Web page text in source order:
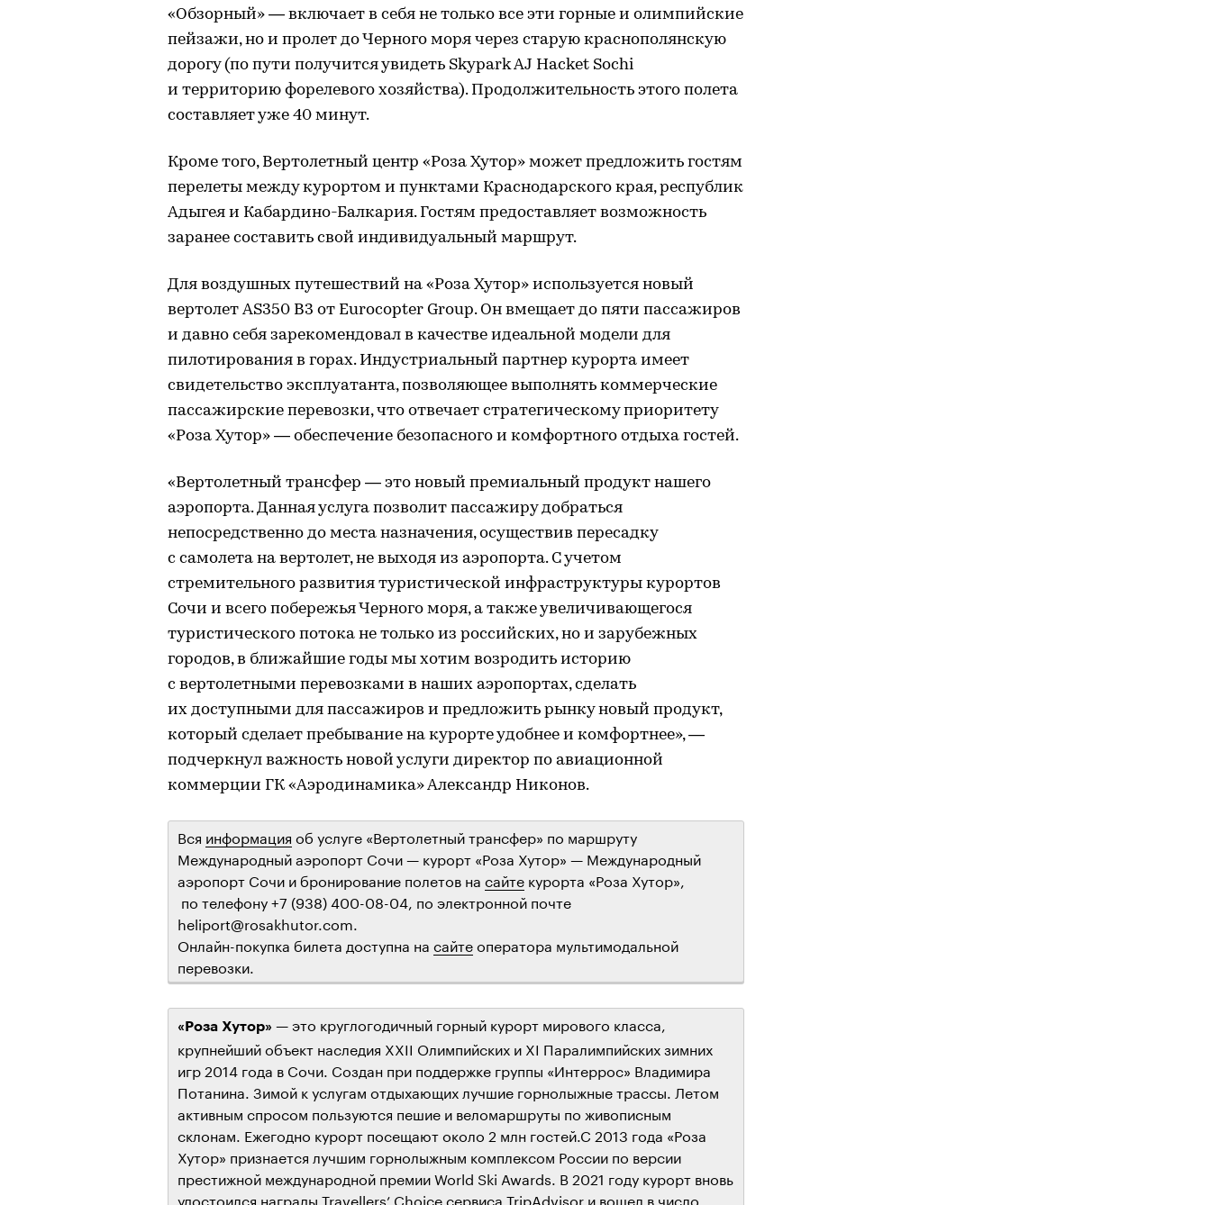
«Обзорный» — включает в себя не только все эти горные и олимпийские
пейзажи, но и пролет до Черного моря через старую краснополянскую
дорогу (по пути получится увидеть Skypark AJ Hacket Sochi
и территорию форелевого хозяйства). Продолжительность этого полета
составляет уже 40 минут.
Кроме того, Вертолетный центр «Роза Хутор» может предложить гостям
перелеты между курортом и пунктами Краснодарского края, республик
Адыгея и Кабардино-Балкария. Гостям предоставляет возможность
заранее составить свой индивидуальный маршрут.
Для воздушных путешествий на «Роза Хутор» используется новый
вертолет AS350 В3 от Eurocopter Group. Он вмещает до пяти пассажиров
и давно себя зарекомендовал в качестве идеальной модели для
пилотирования в горах. Индустриальный партнер курорта имеет
свидетельство эксплуатанта, позволяющее выполнять коммерческие
пассажирские перевозки, что отвечает стратегическому приоритету
«Роза Хутор» — обеспечение безопасного и комфортного отдыха гостей.
«Вертолетный трансфер — это новый премиальный продукт нашего
аэропорта. Данная услуга позволит пассажиру добраться
непосредственно до места назначения, осуществив пересадку
с самолета на вертолет, не выходя из аэропорта. С учетом
стремительного развития туристической инфраструктуры курортов
Сочи и всего побережья Черного моря, а также увеличивающегося
туристического потока не только из российских, но и зарубежных
городов, в ближайшие годы мы хотим возродить историю
с вертолетными перевозками в наших аэропортах, сделать
их доступными для пассажиров и предложить рынку новый продукт,
который сделает пребывание на курорте удобнее и комфортнее», —
подчеркнул важность новой услуги директор по авиационной
коммерции ГК «Аэродинамика» Александр Никонов.
Вся информация об услуге «Вертолетный трансфер» по маршруту
Международный аэропорт Сочи — курорт «Роза Хутор» — Международный
аэропорт Сочи и бронирование полетов на сайте курорта «Роза Хутор»,
по телефону +7 (938) 400-08-04, по электронной почте
heliport@rosakhutor.com.
Онлайн-покупка билета доступна на сайтеоператора мультимодальной
перевозки.
«Роза Хутор» — это круглогодичный горный курорт мирового класса,
крупнейший объект наследия XXII Олимпийских и XI Паралимпийских зимних
игр 2014 года в Сочи. Создан при поддержке группы «Интеррос» Владимира
Потанина. Зимой к услугам отдыхающих лучшие горнолыжные трассы. Летом
активным спросом пользуются пешие и веломаршруты по живописным
склонам. Ежегодно курорт посещают около 2 млн гостей.С 2013 года «Роза
Хутор» признается лучшим горнолыжным комплексом России по версии
престижной международной премии World Ski Awards. В 2021 году курорт вновь
удостоился награды Travellers’ Choice сервиса TripAdvisor и вошел в число